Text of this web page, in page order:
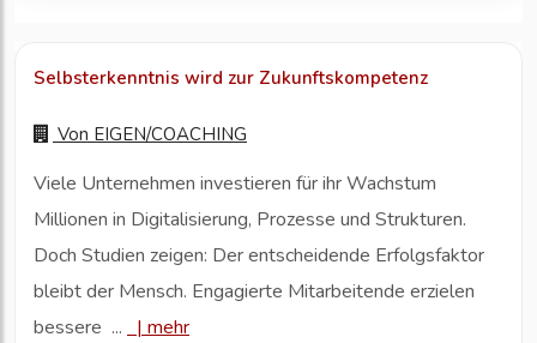
Selbsterkenntnis wird zur Zukunftskompetenz
Von EIGEN/COACHING
Viele Unternehmen investieren für ihr Wachstum
Millionen in Digitalisierung, Prozesse und Strukturen.
Doch Studien zeigen: Der entscheidende Erfolgsfaktor
bleibt der Mensch. Engagierte Mitarbeitende erzielen
bessere ...
| mehr